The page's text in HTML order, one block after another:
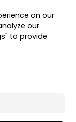
ändern on our
our
to provide